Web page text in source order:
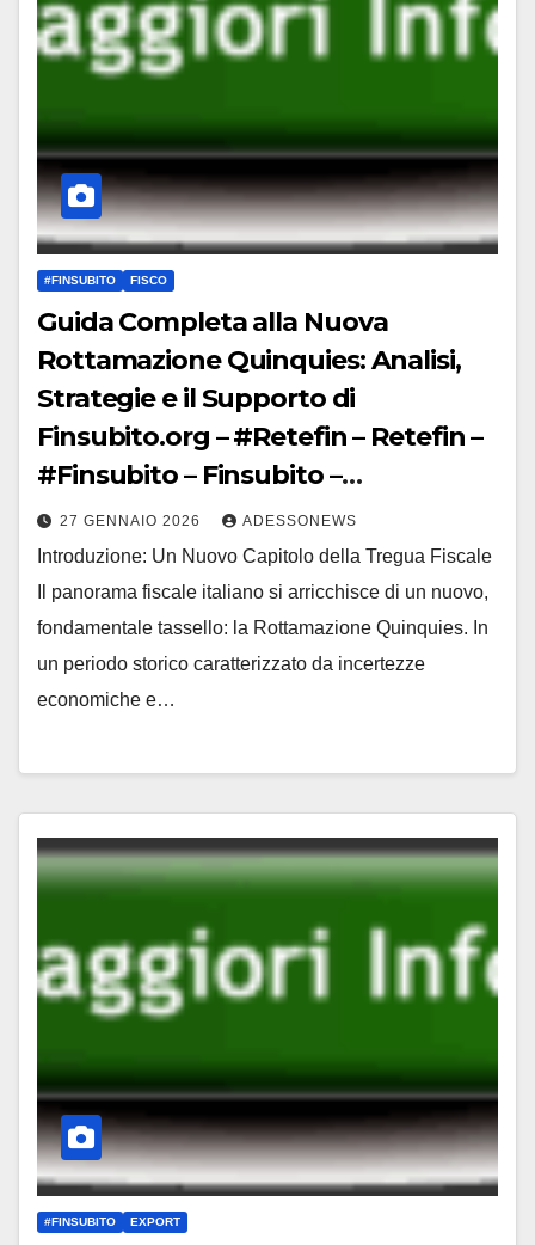
#FINSUBITO FISCO
Guida Completa alla Nuova
Rottamazione Quinquies: Analisi,
Strategie e il Supporto di
Finsubito.org – #Retefin – Retefin –
#Finsubito – Finsubito –
#Adessonews – #Adessonews –
#Finsubito – Adessonews
27 GENNAIO 2026 ADESSONEWS
Introduzione: Un Nuovo Capitolo della Tregua Fiscale
Il panorama fiscale italiano si arricchisce di un nuovo,
fondamentale tassello: la Rottamazione Quinquies. In
un periodo storico caratterizzato da incertezze
economiche e…
#FINSUBITO EXPORT